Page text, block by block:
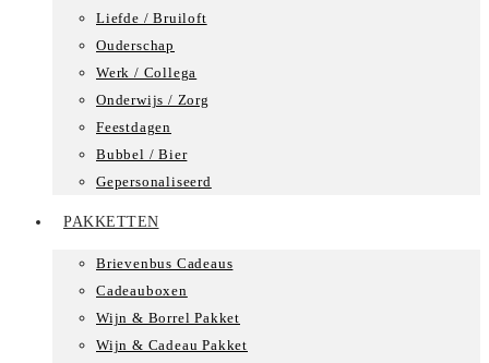
Liefde / Bruiloft
Ouderschap
Werk / Collega
Onderwijs / Zorg
Feestdagen
Bubbel / Bier
Gepersonaliseerd
PAKKETTEN
Brievenbus Cadeaus
Cadeauboxen
Wijn & Borrel Pakket
Wijn & Cadeau Pakket